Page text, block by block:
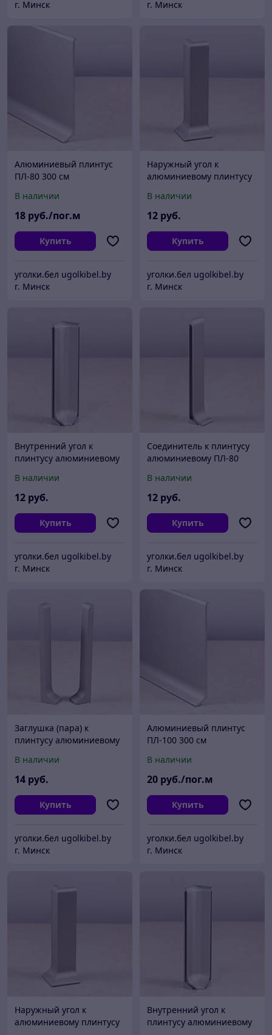
г. Минск г. Минск
Алюминиевый плинтус
ПЛ-80 300 см
В наличии
18 руб./пог.м
Купить
уголки.бел ugolkibel.by
г. Минск
Наружный угол к
алюминиевому плинтусу
В наличии
12 руб.
Купить
уголки.бел ugolkibel.by
г. Минск
Внутренний угол к
плинтусу алюминиевому
В наличии
12 руб.
Купить
уголки.бел ugolkibel.by
г. Минск
Соединитель к плинтусу
алюминиевому ПЛ-80
В наличии
12 руб.
Купить
уголки.бел ugolkibel.by
г. Минск
Заглушка (пара) к
плинтусу алюминиевому
В наличии
14 руб.
Купить
уголки.бел ugolkibel.by
г. Минск
Алюминиевый плинтус
ПЛ-100 300 см
В наличии
20 руб./пог.м
Купить
уголки.бел ugolkibel.by
г. Минск
Наружный угол к
алюминиевому плинтусу
Внутренний угол к
плинтусу алюминиевому